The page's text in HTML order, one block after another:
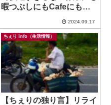
暇つぶしにもCafeにも宴
TSUTAYA SHARE
LOUNGE
2024.09.17
ちぇり info（生活情報）
【ちぇりの独り言】リライ